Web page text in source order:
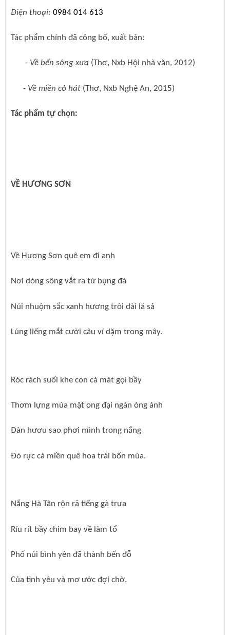
Điện thoại: 0984 014 613
Tác phẩm chính đã công bố, xuất bản:
- Về bến sông xưa (Thơ, Nxb Hội nhà văn, 2012)
- Về miền cỏ hát (Thơ, Nxb Nghệ An, 2015)
Tác phẩm tự chọn:
VỀ HƯƠNG SƠN
Về Hương Sơn quê em đi anh
Nơi dòng sông vắt ra từ bụng đá
Núi nhuộm sắc xanh hương trôi dài lá sả
Lúng liếng mắt cười câu ví dặm trong mây.
Róc rách suối khe con cá mát gọi bầy
Thơm lựng mùa mật ong đại ngàn óng ánh
Đàn hươu sao phơi mình trong nắng
Đỏ rực cả miền quê hoa trái bốn mùa.
Nắng Hà Tân rộn rã tiếng gà trưa
Ríu rít bầy chim bay về làm tổ
Phố núi bình yên đã thành bến đỗ
Của tình yêu và mơ ước đợi chờ.